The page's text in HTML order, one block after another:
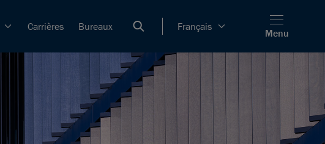
Carrières Bureaux Français
Menu